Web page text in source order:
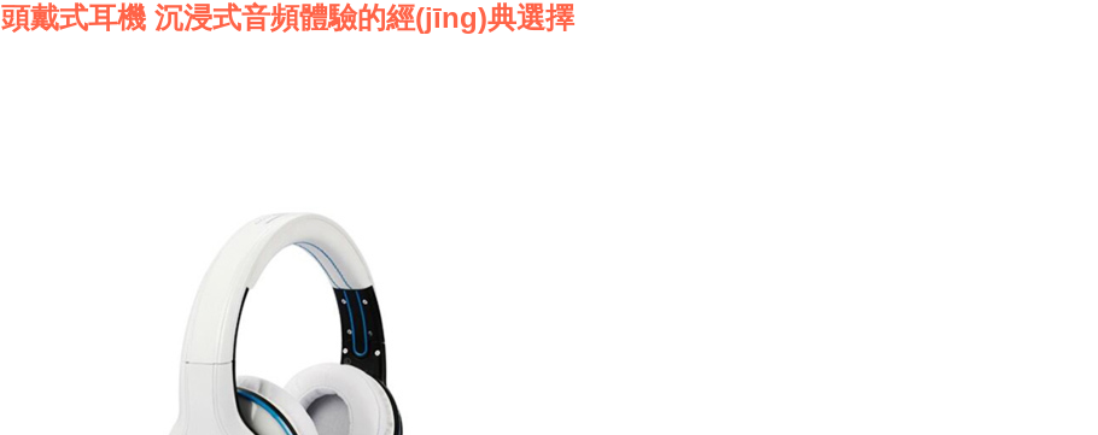
頭戴式耳機 沉浸式音頻體驗的經(jīng)典選擇